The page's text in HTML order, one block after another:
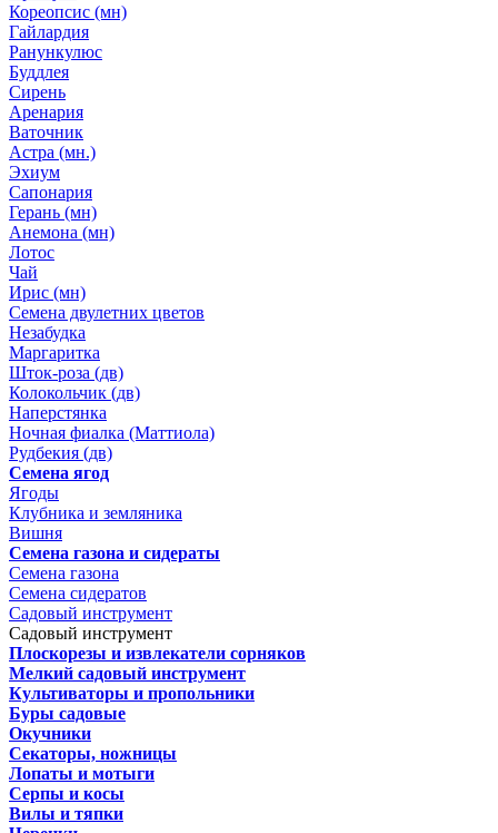
Кореопсис (мн)
Гайлардия
Ранункулюс
Буддлея
Сирень
Аренария
Ваточник
Астра (мн.)
Эхиум
Сапонария
Герань (мн)
Анемона (мн)
Лотос
Чай
Ирис (мн)
Семена двулетних цветов
Незабудка
Маргаритка
Шток-роза (дв)
Колокольчик (дв)
Наперстянка
Ночная фиалка (Маттиола)
Рудбекия (дв)
Семена ягод
Ягоды
Клубника и земляника
Вишня
Семена газона и сидераты
Семена газона
Семена сидератов
Садовый инструмент
Садовый инструмент
Плоскорезы и извлекатели сорняков
Мелкий садовый инструмент
Культиваторы и пропольники
Буры садовые
Окучники
Секаторы, ножницы
Лопаты и мотыги
Серпы и косы
Вилы и тяпки